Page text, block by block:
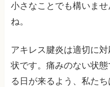
小さなことでも構いま
ね。
アキレス腱炎は適切に
状です。痛みのない状
る日が来るよう、私た